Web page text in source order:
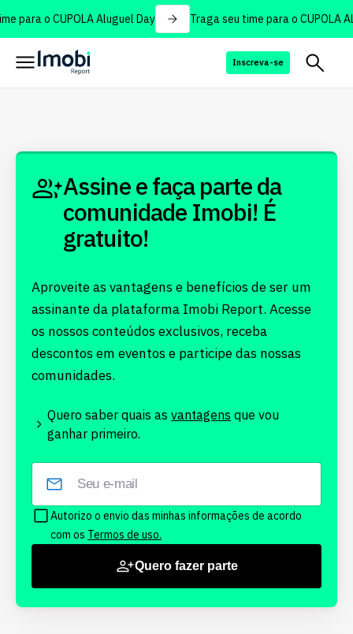
para o CUPOLA Aluguel Day Traga seu time para o CUPOLA
Inscreva-se
Assine e faça parte da
comunidade Imobi! É
gratuito!
Aproveite as vantagens e benefícios de ser um
assinante da plataforma Imobi Report. Acesse
os nossos conteúdos exclusivos, receba
descontos em eventos e participe das nossas
comunidades.
Quero saber quais as vantagens que vou
ganhar primeiro.
Autorizo o envio das minhas informações de acordo
com os Termos de uso.
Quero fazer parte